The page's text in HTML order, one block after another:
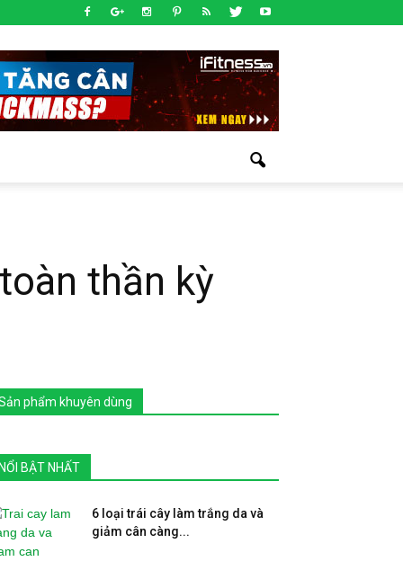
thần kỳ
phẩm khuyên dùng
NỔI BẬT NHẤT
6 loại trái cây làm trắng da và
giảm cân càng...